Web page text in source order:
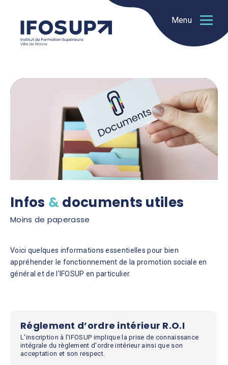
Menu
Infos &documents utiles
Moins de paperasse
Voici quelques informations essentielles pour bien
appréhender le fonctionnement de la promotion sociale en
général et de l'IFOSUP en particulier.
Réglement d’ordre intérieur R.O.I
L'inscription à l'IFOSUP implique la prise de connaissance
intégrale du règlement d'ordre intérieur ainsi que son
acceptation et son respect.